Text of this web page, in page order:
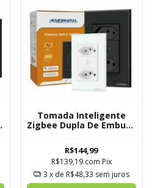
Tomada Inteligente
Zigbee Dupla De Embutir
R$144,99
R$139,19 com Pix
3 x de R$48,33 sem juros